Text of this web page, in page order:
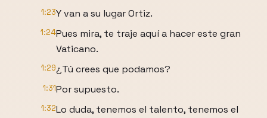
1:23Y van a su lugar Ortiz.
1:24Pues mira, te traje aquí a hacer este gran
Vaticano.
1:29¿Tú crees que podamos?
1:31Por supuesto.
1:32Lo duda, tenemos el talento, tenemos el